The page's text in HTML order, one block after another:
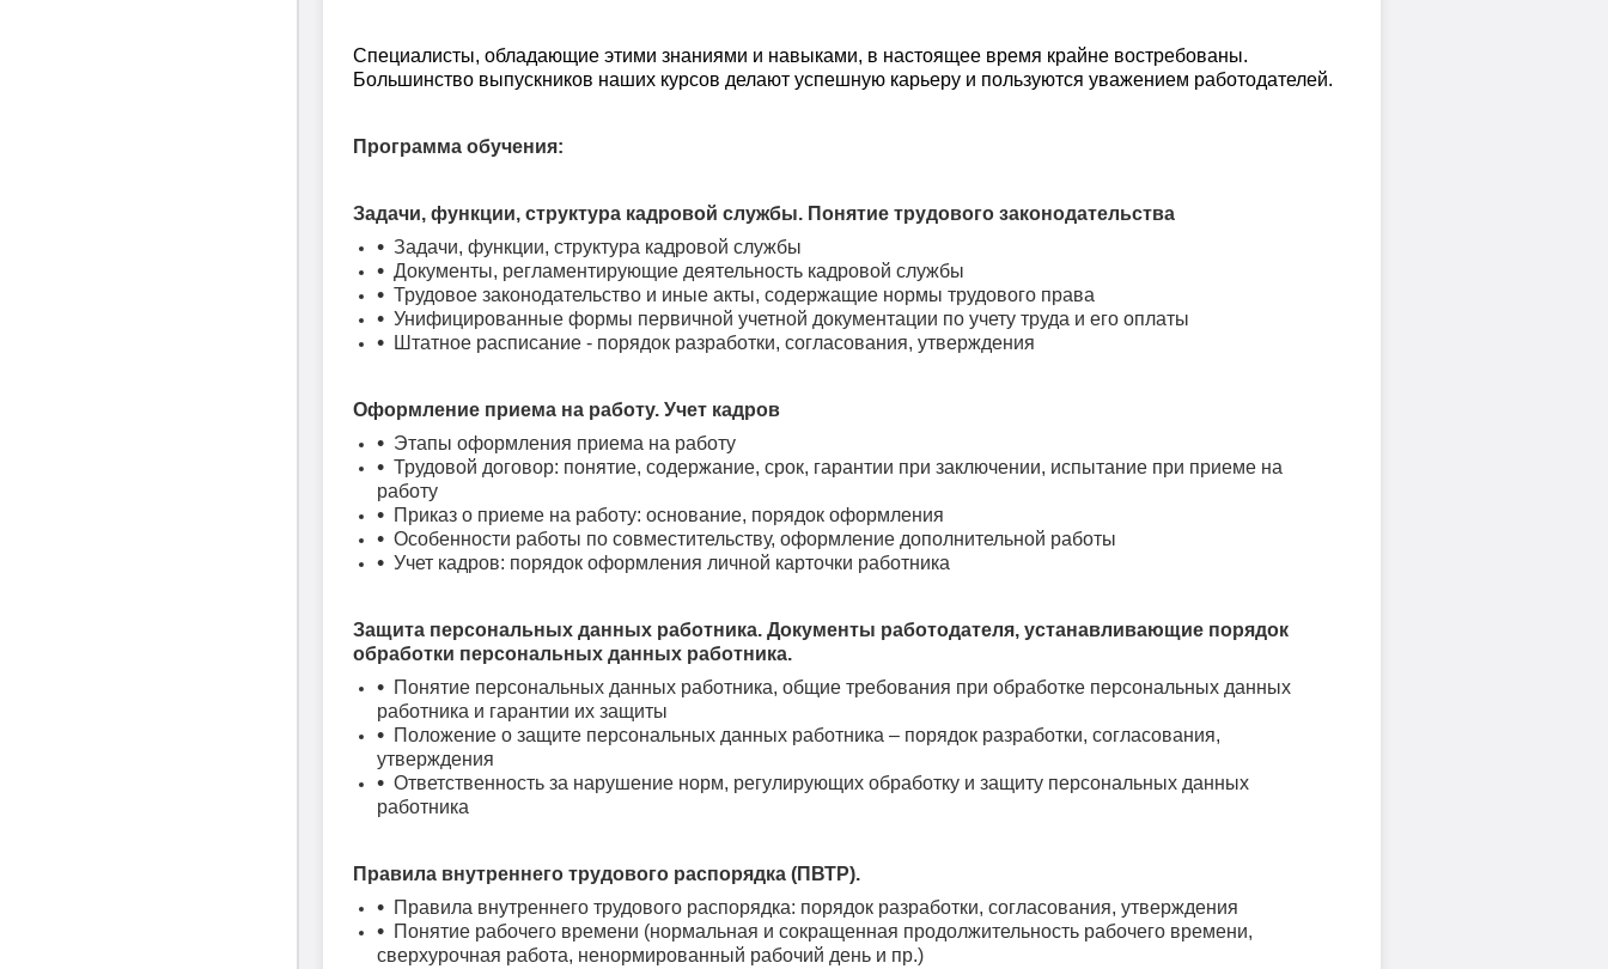
Специалисты, обладающие этими знаниями и навыками, в настоящее время крайне востребованы.
Большинство выпускников наших курсов делают успешную карьеру и пользуются уважением работодателей.
Программа обучения:
Задачи, функции, структура кадровой службы. Понятие трудового законодательства
Задачи, функции, структура кадровой службы
Документы, регламентирующие деятельность кадровой службы
Трудовое законодательство и иные акты, содержащие нормы трудового права
Унифицированные формы первичной учетной документации по учету труда и его оплаты
Штатное расписание - порядок разработки, согласования, утверждения
Оформление приема на работу. Учет кадров
Этапы оформления приема на работу
Трудовой договор: понятие, содержание, срок, гарантии при заключении, испытание при приеме на
работу
Приказ о приеме на работу: основание, порядок оформления
Особенности работы по совместительству, оформление дополнительной работы
Учет кадров: порядок оформления личной карточки работника
Защита персональных данных работника. Документы работодателя, устанавливающие порядок
обработки персональных данных работника.
Понятие персональных данных работника, общие требования при обработке персональных данных
работника и гарантии их защиты
Положение о защите персональных данных работника – порядок разработки, согласования,
утверждения
Ответственность за нарушение норм, регулирующих обработку и защиту персональных данных
работника
Правила внутреннего трудового распорядка (ПВТР).
Правила внутреннего трудового распорядка: порядок разработки, согласования, утверждения
Понятие рабочего времени (нормальная и сокращенная продолжительность рабочего времени,
сверхурочная работа, ненормированный рабочий день и пр.)